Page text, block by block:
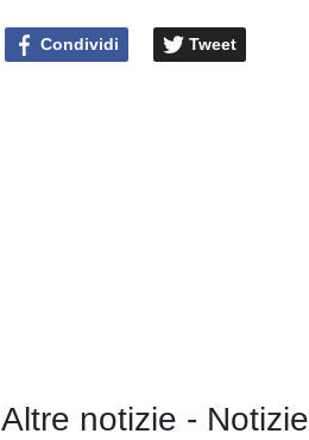
Condividi Tweet
Altre notizie - Notizie